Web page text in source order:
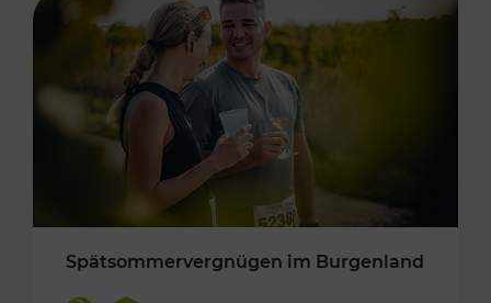
Spätsommervergnügen im Burgenland